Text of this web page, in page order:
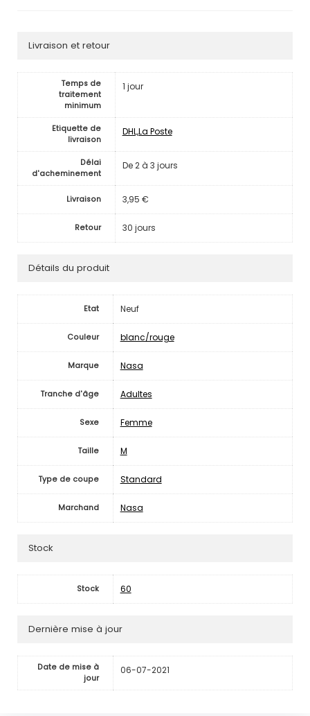
Livraison et retour
Temps de
traitement
minimum
1 jour
Etiquette de
livraison
DHL,La Poste
Délai
d'acheminement
De 2 à 3 jours
Livraison 3,95 €
Retour 30 jours
Détails du produit
Etat Neuf
Couleur blanc/rouge
Marque Nasa
Tranche d'âge Adultes
Sexe Femme
Taille M
Type de coupe Standard
Marchand Nasa
Stock
Stock 60
Dernière mise à jour
Date de mise à
jour
06-07-2021